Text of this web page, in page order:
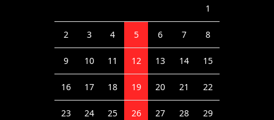
1
2 3 4 5 6 7 8
9 10 11 12 13 14 15
16 17 18 19 20 21 22
23 24 25 26 27 28 29